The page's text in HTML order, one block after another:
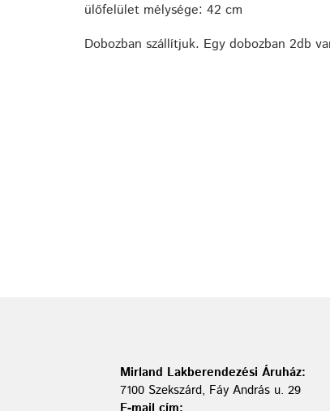
ülőfelület mélysége: 42 cm
Dobozban szállítjuk. Egy dobozban 2db
Mirland Lakberendezési Áruház:
7100 Szekszárd, Fáy András u. 29